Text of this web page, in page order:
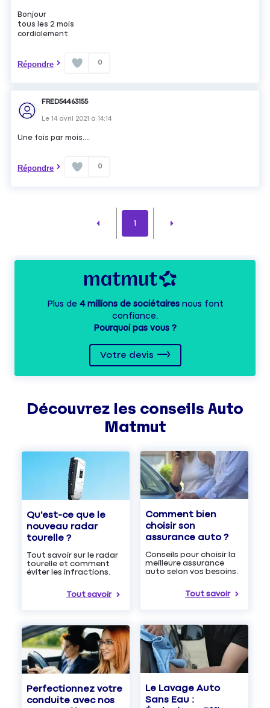
Bonjour
tous les 2 mois
cordialement
Répondre 0
FRED54463155
Le14 avril 2021 à14:14
Une fois par mois....
Répondre 0
1
Plus de 4 millions de sociétairesnous font
confiance.
Pourquoi pas vous ?
Votre devis
Découvrez les conseils Auto
Matmut
Qu'est-ce que le
nouveau radar
tourelle ?
Tout savoir sur le radar
tourelle et comment
éviter les infractions.
Tout savoir
Comment bien
choisir son
assurance auto ?
Conseils pour choisir la
meilleure assurance
auto selon vos besoins.
Tout savoir
Perfectionnez votre
conduite avec nos
Le Lavage Auto
Sans Eau :